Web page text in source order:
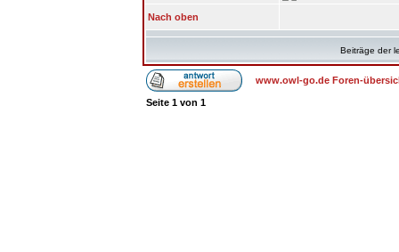
Nach oben
Beiträge der
www.owl-go.de Foren-
Seite 1 von 1